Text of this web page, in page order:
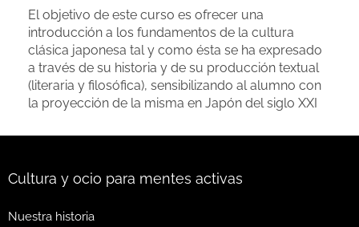
El objetivo de este curso es ofrecer una
introducción a los fundamentos de la cultura
clásica japonesa tal y como ésta se ha expresado
a través de su historia y de su producción textual
(literaria y filosófica), sensibilizando al alumno con
la proyección de la misma en Japón del siglo XXI
Cultura y ocio para mentes activas
Nuestra historia